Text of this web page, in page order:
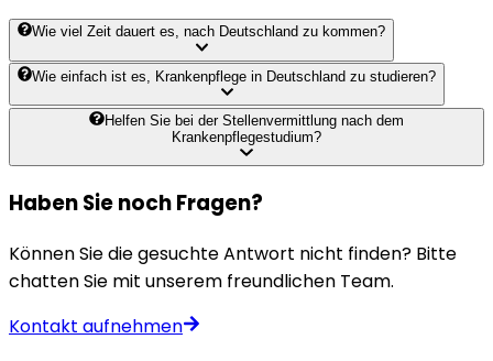
Wie viel Zeit dauert es, nach Deutschland zu kommen?
Wie einfach ist es, Krankenpflege in Deutschland zu studieren?
Helfen Sie bei der Stellenvermittlung nach dem
Krankenpflegestudium?
Haben Sie noch Fragen?
Können Sie die gesuchte Antwort nicht finden? Bitte
chatten Sie mit unserem freundlichen Team.
Kontakt aufnehmen